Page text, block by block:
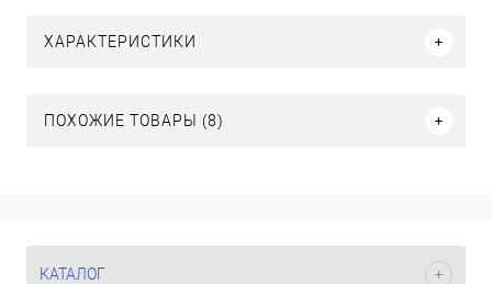
ХАРАКТЕРИСТИКИ
ПОХОЖИЕ ТОВАРЫ (8)
КАТАЛОГ